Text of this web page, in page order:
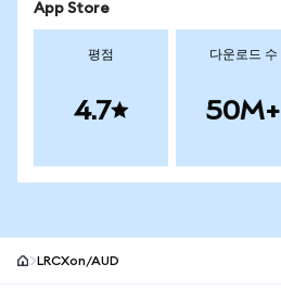
App Store
평점
4.7
다운로드 수
50M+
LRCXon/AUD